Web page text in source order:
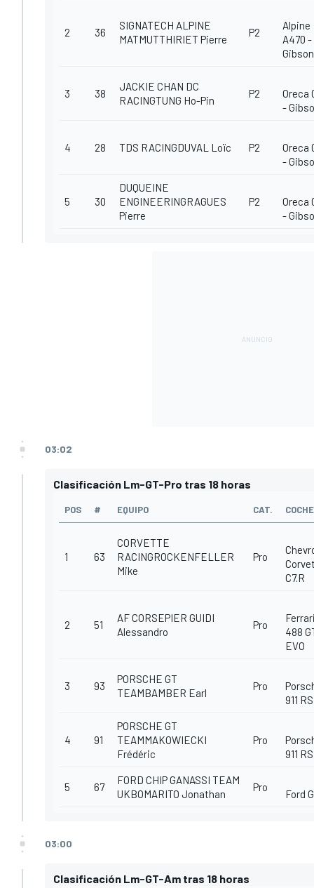
2 36
SIGNATECH ALPINE
MATMUTTHIRIET Pierre
P2
Alpine
A470 -
Gibson
3 38
JACKIE CHAN DC
RACINGTUNG Ho-Pin
P2
Oreca
-
4 28 TDS RACINGDUVAL Loïc P2
Oreca
-
5 30
DUQUEINE
ENGINEERINGRAGUES
Pierre
P2
Oreca
-
03:02
Clasificación Lm-GT-Pro tras 18 horas
POS # EQUIPO CAT. COCHE
1 63
CORVETTE
RACINGROCKENFELLER
Mike
Pro
C7.R
2 51
AF CORSEPIER GUIDI
Alessandro
Pro
488
EVO
3 93
PORSCHE GT
TEAMBAMBER Earl
Pro
911
4 91
PORSCHE GT
TEAMMAKOWIECKI
Frédéric
Pro
911
5 67
FORD CHIP GANASSI TEAM
UKBOMARITO Jonathan
Pro
Ford
03:00
Clasificación Lm-GT-Am tras 18 horas